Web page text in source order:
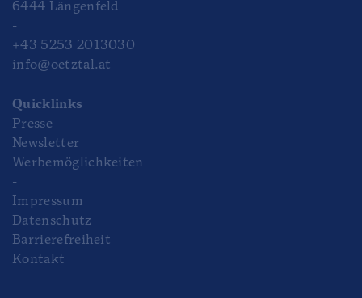
6444 Längenfeld
-
+43 5253 2013030
info@oetztal.at
Quicklinks
Presse
Newsletter
Werbemöglichkeiten
-
Impressum
Datenschutz
Barrierefreiheit
Kontakt